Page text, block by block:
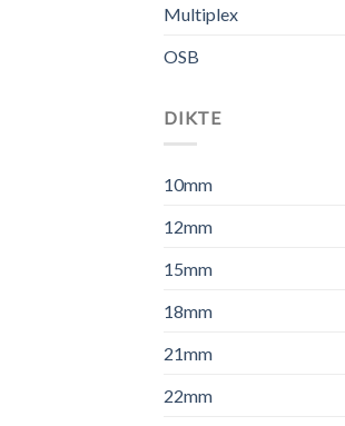
Multiplex
OSB
DIKTE
10mm
12mm
15mm
18mm
21mm
22mm